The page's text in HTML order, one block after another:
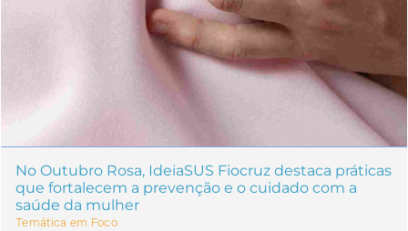
No Outubro Rosa, IdeiaSUS Fiocruz destaca práticas
que fortalecem a prevenção e o cuidado com a
saúde da mulher
Temática em Foco